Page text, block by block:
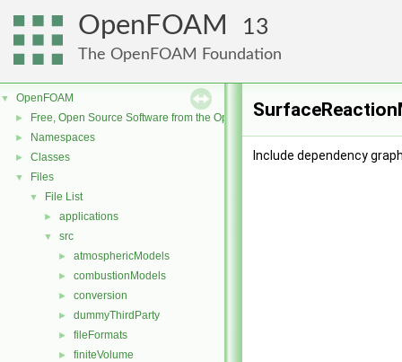
OpenFOAM 13
The OpenFOAM Foundation
▼ OpenFOAM
► Free, Open Source Software from the OpenFOAM Foundation
► Namespaces
► Classes
▼ Files
▼ File List
► applications
▼ src
► atmosphericModels
► combustionModels
► conversion
► dummyThirdParty
► fileFormats
► finiteVolume
Include dependency